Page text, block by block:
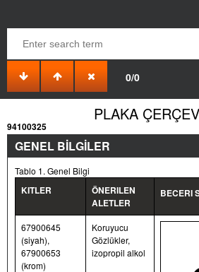
0/0
PLAKA
94100325
GENEL BİLGİLER
Tablo 1. Genel Bilgi
KITLER
ÖNERILEN
ALETLER
BECERI
67900645
(siyah),
67900653
(krom)
Koruyucu
Gözlükler,
izopropil alkol